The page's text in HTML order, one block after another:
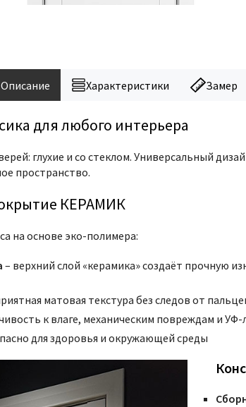
Описание Характеристики Замер
для любого интерьера
глухие и со стеклом. Универсальный
пространство.
КЕРАМИК
на основе эко-полимера:
– верхний слой «керамика» создаёт прочную
матовая текстура без следов от
к влаге, механическим повреждам и УФ-
для здоровья и окружающей среды